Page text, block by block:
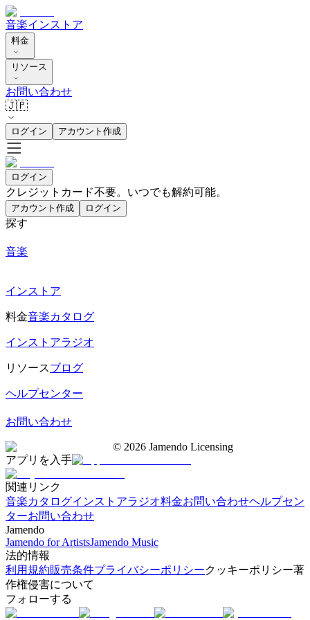
音楽インストア
料金
リソース
お問い合わせ
🇯🇵
ログイン アカウント作成
ログイン
クレジットカード不要。いつでも解約可能。
アカウント作成 ログイン
探す
音楽
インストア
料金音楽カタログ
インストアラジオ
リソースブログ
ヘルプセンター
お問い合わせ
© 2026 Jamendo Licensing
アプリを入手
関連リンク
音楽カタログインストアラジオ料金お問い合わせヘルプセン
ターお問い合わせ
Jamendo
Jamendo for ArtistsJamendo Music
法的情報
利用規約販売条件プライバシーポリシークッキーポリシー著
作権侵害について
フォローする